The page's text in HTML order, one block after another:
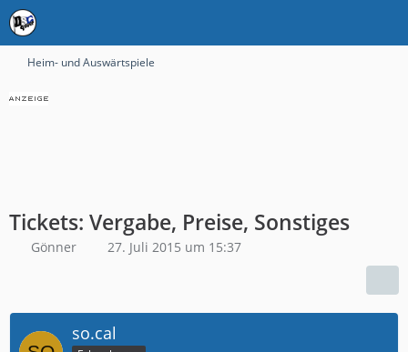
Heim- und Auswärtspiele
Tickets: Vergabe, Preise, Sonstiges
Gönner 27. Juli 2015 um 15:37
so.cal